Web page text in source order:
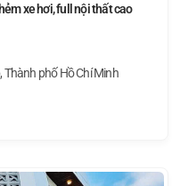
xe hơi, full nội thất cao
Thành phố Hồ Chí Minh